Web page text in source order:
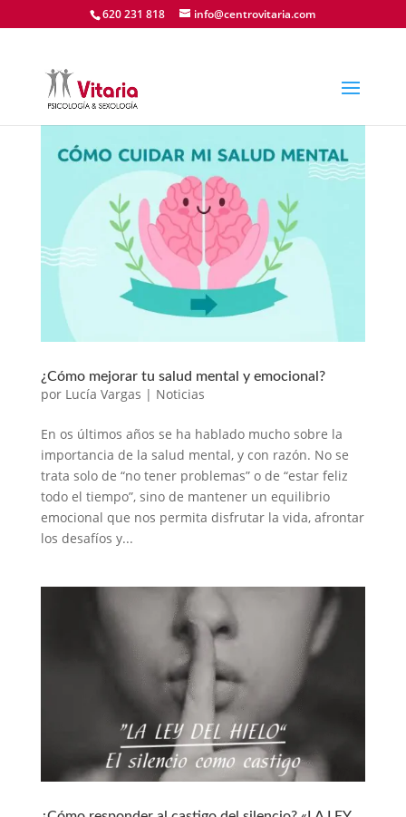
620 231 818 info@centrovitaria.com
¿Cómo mejorar tu salud mental y emocional?
por Lucía Vargas | Noticias
En os últimos años se ha hablado mucho sobre la
importancia de la salud mental, y con razón. No se
trata solo de “no tener problemas” o de “estar feliz
todo el tiempo”, sino de mantener un equilibrio
emocional que nos permita disfrutar la vida, afrontar
los desafíos y...